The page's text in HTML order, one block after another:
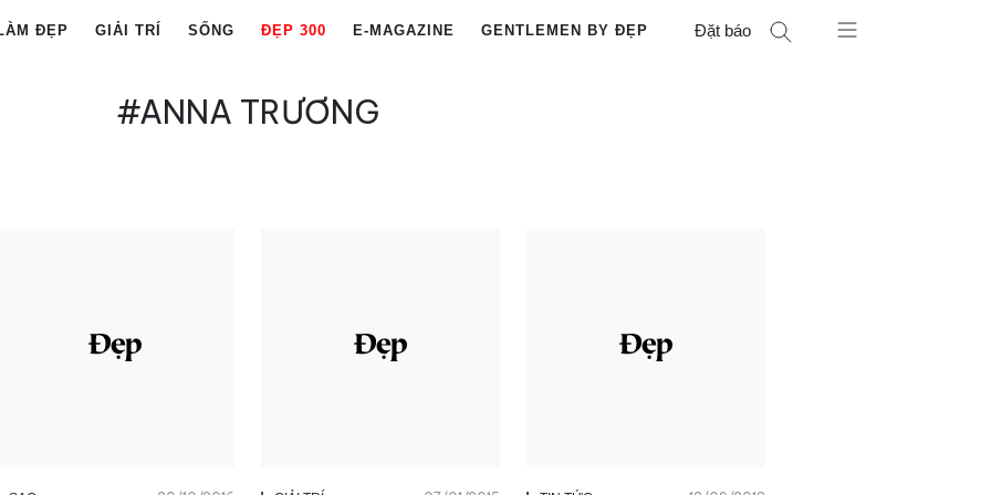
ĐẸP GIẢI TRÍ SỐNG ĐẸP 300 E-MAGAZINE GENTLEMEN BY ĐẸP Đặt báo
#ANNA TRƯƠNG